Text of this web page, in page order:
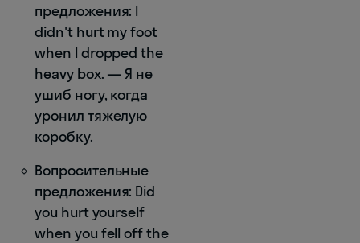
предложения: I
didn't hurt my foot
when I dropped the
heavy box. — Я не
ушиб ногу, когда
уронил тяжелую
коробку.
Вопросительные
предложения: Did
you hurt yourself
when you fell off the